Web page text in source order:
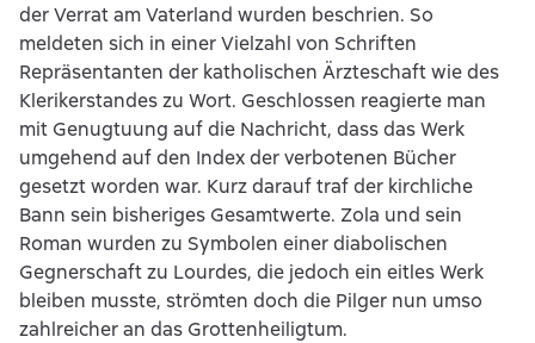
der Verrat am Vaterland wurden beschrien. So
meldeten sich in einer Vielzahl von Schriften
Repräsentanten der katholischen Ärzteschaft wie des
Klerikerstandes zu Wort. Geschlossen reagierte man
mit Genugtuung auf die Nachricht, dass das Werk
umgehend auf den Index der verbotenen Bücher
gesetzt worden war. Kurz darauf traf der kirchliche
Bann sein bisheriges Gesamtwerte. Zola und sein
Roman wurden zu Symbolen einer diabolischen
Gegnerschaft zu Lourdes, die jedoch ein eitles Werk
bleiben musste, strömten doch die Pilger nun umso
zahlreicher an das Grottenheiligtum.